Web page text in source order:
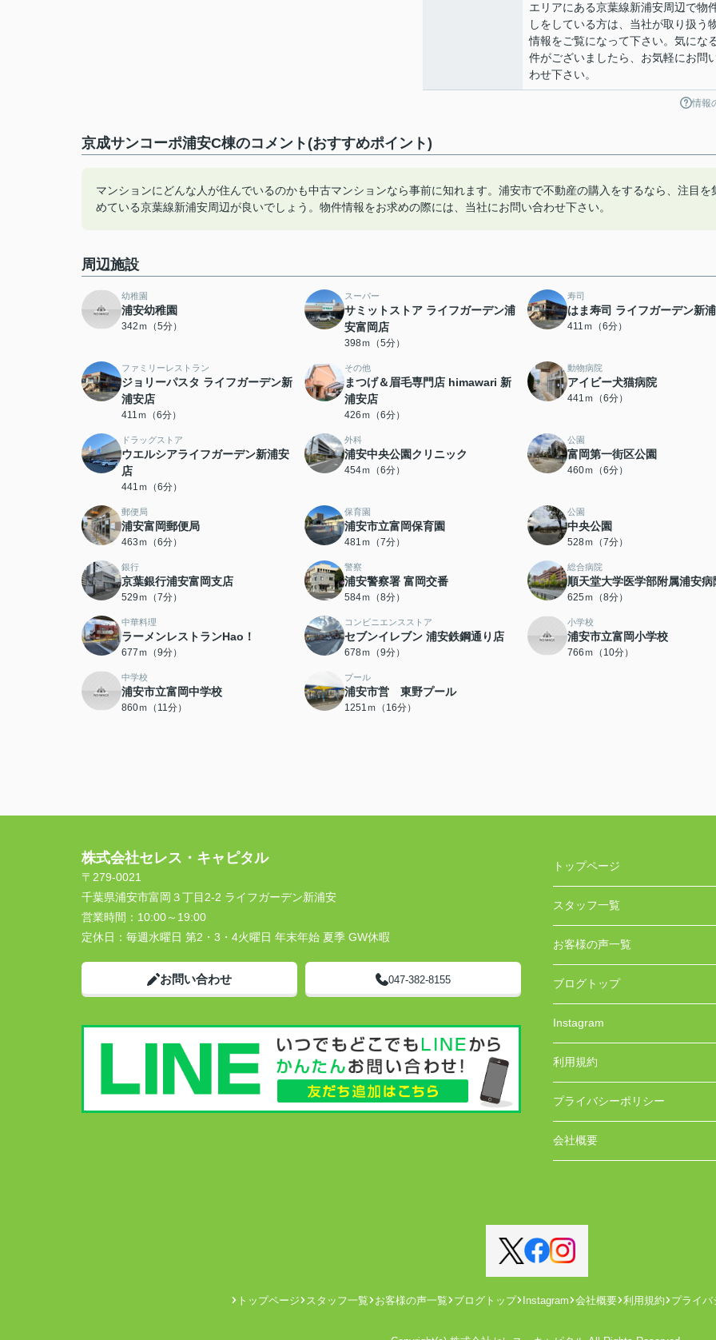
エリアにある京葉線新浦安周辺で物
しをしている方は、当社が取り扱う
情報をご覧になって下さい。気にな
件がございましたら、お気軽にお問
わせ下さい。
情報
京成サンコーポ浦安C棟のコメント(おすすめポイント)
マンションにどんな人が住んでいるのかも中古マンションなら事前に知れます。浦安市で不動産の購入をするなら、注目を
めている京葉線新浦安周辺が良いでしょう。物件情報をお求めの際には、当社にお問い合わせ下さい。
周辺施設
幼稚園
浦安幼稚園
342ｍ（5分）
スーパー
サミットストア ライフガーデン浦
安富岡店
398ｍ（5分）
寿司
はま寿司 ライフガーデン新
411ｍ（6分）
ファミリーレストラン
ジョリーパスタ ライフガーデン新
浦安店
411ｍ（6分）
その他
まつげ＆眉毛専門店 himawari 新
浦安店
426ｍ（6分）
動物病院
アイビー犬猫病院
441ｍ（6分）
ドラッグストア
ウエルシアライフガーデン新浦安
店
441ｍ（6分）
外科
浦安中央公園クリニック
454ｍ（6分）
公園
富岡第一街区公園
460ｍ（6分）
郵便局
浦安富岡郵便局
463ｍ（6分）
保育園
浦安市立富岡保育園
481ｍ（7分）
公園
中央公園
528ｍ（7分）
銀行
京葉銀行浦安富岡支店
529ｍ（7分）
警察
浦安警察署 富岡交番
584ｍ（8分）
総合病院
順天堂大学医学部附属浦安病
625ｍ（8分）
中華料理
ラーメンレストランHao！
677ｍ（9分）
コンビニエンスストア
セブンイレブン 浦安鉄鋼通り店
678ｍ（9分）
小学校
浦安市立富岡小学校
766ｍ（10分）
中学校
浦安市立富岡中学校
860ｍ（11分）
プール
浦安市営 東野プール
1251ｍ（16分）
株式会社セレス・キャピタル
〒279-0021
千葉県浦安市富岡３丁目2-2 ライフガーデン新浦安
営業時間： 10:00～19:00
定休日： 毎週水曜日 第2・3・4火曜日 年末年始 夏季 GW休暇
お問い合わせ 047-382-8155
トップページ
スタッフ一覧
お客様の声一覧
ブログトップ
Instagram
利用規約
プライバシーポリシー
会社概要
トップページ スタッフ一覧 お客様の声一覧 ブログトップ Instagram 会社概要 利用規約 プライバ